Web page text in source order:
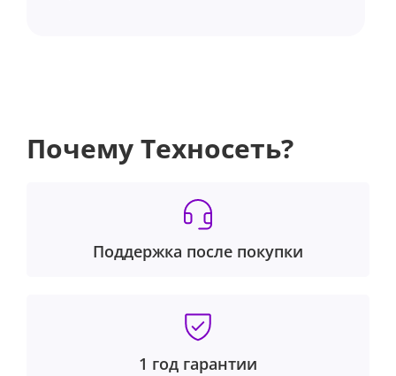
Почему Техносеть?
Поддержка после покупки
1 год гарантии